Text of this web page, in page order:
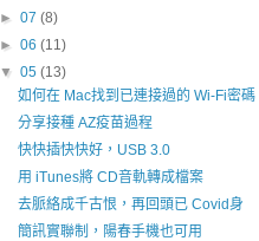
►07(8)
►06(11)
▼05(13)
如何在 Mac找到已連接過的 Wi-Fi密碼
分享接種 AZ疫苗過程
快快插快快好，USB 3.0
用 iTunes將 CD音軌轉成檔案
去脈絡成千古恨，再回頭已 Covid身
簡訊實聯制，陽春手機也可用